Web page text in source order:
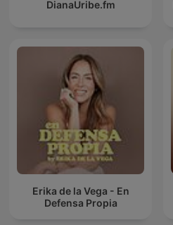
DianaUribe.fm
Erika de la Vega - En
Defensa Propia